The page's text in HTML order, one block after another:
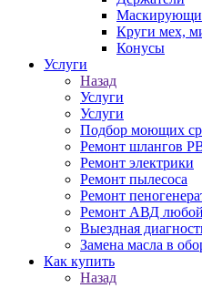
Круги мех,
Конусы
Услуги
Назад
Услуги
Услуги
Подбор моющих
Ремонт шлангов
Ремонт электрики
Ремонт пылесоса
Ремонт
Ремонт АВД
Выездная
Замена масла в
Как купить
Назад